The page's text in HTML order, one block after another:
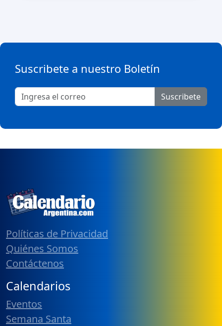
Suscribete a nuestro Boletín
Suscribete
Políticas de Privacidad
Quiénes Somos
Contáctenos
Calendarios
Eventos
Semana Santa